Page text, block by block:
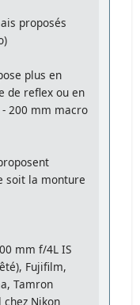
proposés
plus en
de reflex ou en
200 mm macro
soit la monture
mm f/4L IS
Fujifilm,
Tamron
Nikon